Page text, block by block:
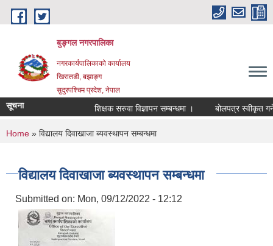
Skip to main content
बुङ्गल नगरपालिका
नगरकार्यपालिकाको कार्यालय
खिरातडी, बझाङ्ग
सुदुरपश्चिम प्रदेश, नेपाल
सूचना शिक्षक सरुवा विज्ञापन सम्बन्धमा । बोलपत्र स्वीकृत गर्ने
You are here
Home » विद्यालय दिवाखाजा ब्यवस्थापन सम्बन्धमा
विद्यालय दिवाखाजा ब्यवस्थापन सम्बन्धमा
Submitted on: Mon, 09/12/2022 - 12:12